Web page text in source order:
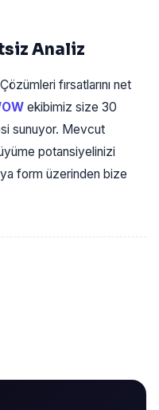
Analiz
fırsatlarını net
ekibimiz size 30
sunuyor. Mevcut
potansiyelinizi
form üzerinden bize